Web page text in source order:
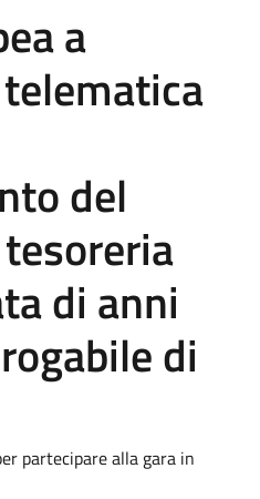
a
del
di anni
di
partecipare alla gara in